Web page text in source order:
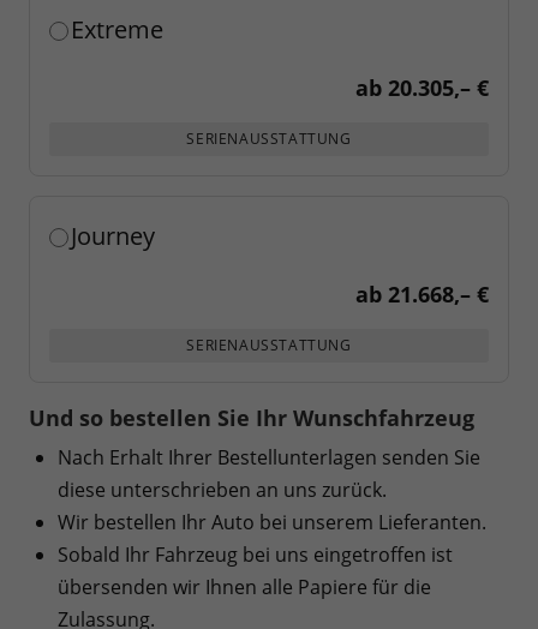
Extreme
ab 20.305,– €
SERIENAUSSTATTUNG
Journey
ab 21.668,– €
SERIENAUSSTATTUNG
Und so bestellen Sie Ihr Wunschfahrzeug
Nach Erhalt Ihrer Bestellunterlagen senden Sie
diese unterschrieben an uns zurück.
Wir bestellen Ihr Auto bei unserem Lieferanten.
Sobald Ihr Fahrzeug bei uns eingetroffen ist
übersenden wir Ihnen alle Papiere für die
Zulassung.